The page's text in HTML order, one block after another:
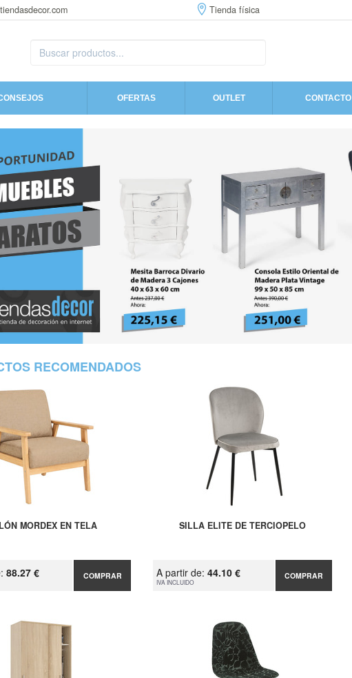
Tienda física
OFERTAS OUTLET CONTACTO
RECOMENDADOS
MORDEX EN TELA
88.27 € COMPRAR
SILLA ELITE DE TERCIOPELO
A partir de: 44.10 €
IVA INCLUIDO
COMPRAR